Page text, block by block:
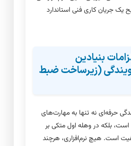
جریان کاری فنی استاندارد
بنیادین
(زیرساخت ضبط
حرفه‌ای نه تنها به مهارت‌های
است، بلکه در وهله اول متکی بر
است. هیچ نرم‌افزاری، هرچند